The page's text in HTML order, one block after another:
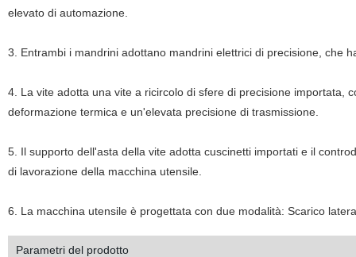
elevato di automazione.
3. Entrambi i mandrini adottano mandrini elettrici di precisione, che
4. La vite adotta una vite a ricircolo di sfere di precisione importata,
deformazione termica e un'elevata precisione di trasmissione.
5. Il supporto dell'asta della vite adotta cuscinetti importati e il
di lavorazione della macchina utensile.
6. La macchina utensile è progettata con due modalità: Scarico
Parametri del prodotto